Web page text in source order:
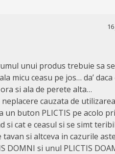
unui produs trebuie sa
micu ceasu pe jos… da’
si ala de perete alta…
cauzata de
un buton PLICTIS pe acolo
si cat e ceasul si se simt
si altceva in cazurile
DOMNI si unul PLICTIS